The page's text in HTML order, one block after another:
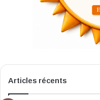
Articles récents